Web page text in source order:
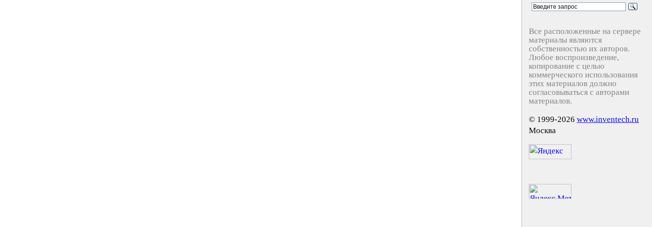
Все расположенные на сервере
материалы являются
собственностью их авторов.
Любое воспроизведение,
копирование с целью
коммерческого использования
этих материалов должно
согласовываться с авторами
материалов.
© 1999-2026 www.inventech.ru
Москва